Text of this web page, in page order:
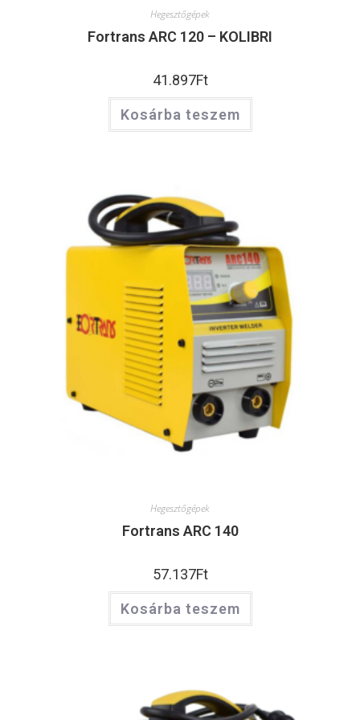
Hegesztőgépek
Fortrans ARC 120 – KOLIBRI
41.897Ft
Kosárba teszem
Hegesztőgépek
Fortrans ARC 140
57.137Ft
Kosárba teszem